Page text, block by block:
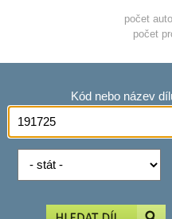
počet
počet
Kód nebo název